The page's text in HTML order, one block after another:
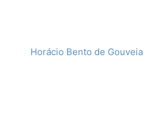
Horácio Bento de Gouveia